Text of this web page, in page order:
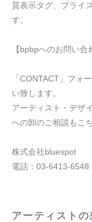
質表示タグ、プライ
す。
【bpbpへのお問い合
「CONTACT」フォ
い致します。
アーティスト・デザ
への卸のご相談もこ
株式会社bluespot
電話：03-6413-6548
アーティスト